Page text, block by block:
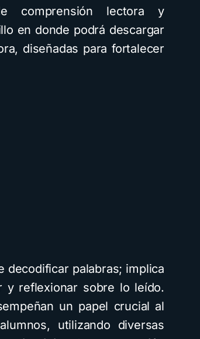
comprensión lectora y
en donde podrá descargar
diseñadas para fortalecer
decodificar palabras; implica
y reflexionar sobre lo leído.
un papel crucial al
utilizando diversas